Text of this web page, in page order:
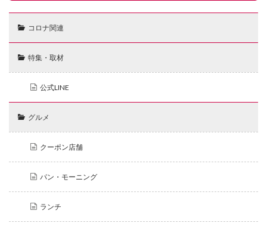
コロナ関連
特集・取材
公式LINE
グルメ
クーポン店舗
パン・モーニング
ランチ